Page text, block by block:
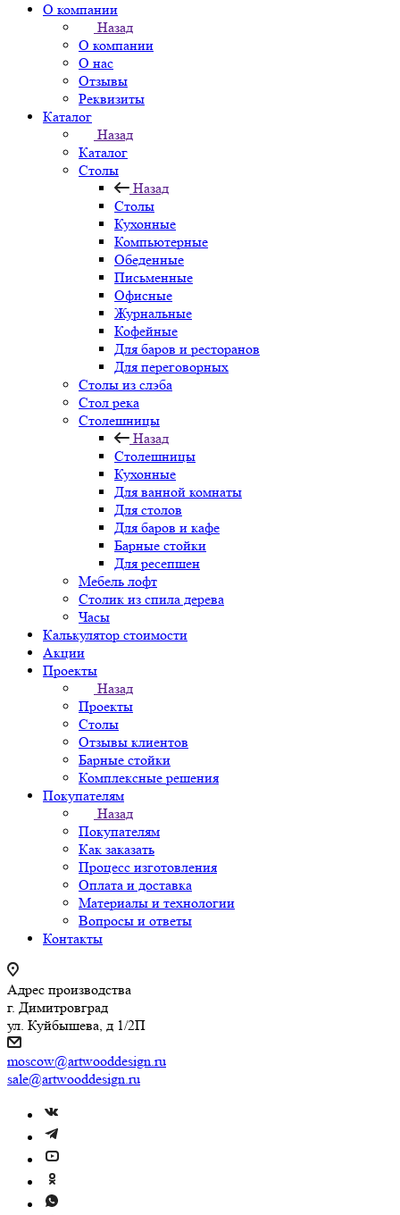
О компании
Назад
О компании
О нас
Отзывы
Реквизиты
Каталог
Назад
Каталог
Столы
Назад
Столы
Кухонные
Компьютерные
Обеденные
Письменные
Офисные
Журнальные
Кофейные
Для баров и ресторанов
Для переговорных
Столы из слэба
Стол река
Столешницы
Назад
Столешницы
Кухонные
Для ванной комнаты
Для столов
Для баров и кафе
Барные стойки
Для ресепшен
Мебель лофт
Столик из спила дерева
Часы
Калькулятор стоимости
Акции
Проекты
Назад
Проекты
Столы
Отзывы клиентов
Барные стойки
Комплексные решения
Покупателям
Назад
Покупателям
Как заказать
Процесс изготовления
Оплата и доставка
Материалы и технологии
Вопросы и ответы
Контакты
Адрес производства
г. Димитровград
ул. Куйбышева, д 1/2П
moscow@artwooddesign.ru
sale@artwooddesign.ru